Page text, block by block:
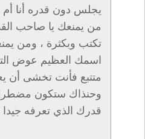
يجلس دون قدره أنا أم
من يمنعك يا صاحب
تكتب وبكثرة ، ومن
اسمك العظيم عوض
متتبع فأنت تخشى أن
وحنذاك ستكون
قدرك الذي تعرفه